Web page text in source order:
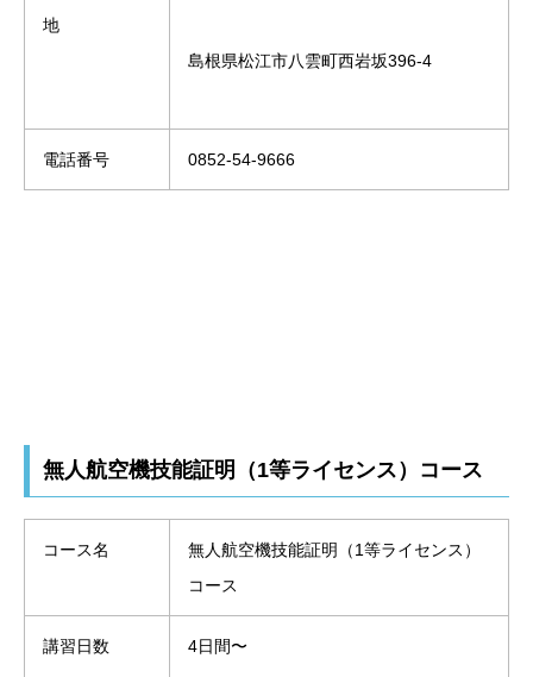
地
島根県松江市八雲町西岩坂396-4
電話番号 0852-54-9666
無人航空機技能証明（1等ライセンス）コース
コース名
無人航空機技能証明（1等ライセンス）
コース
講習日数 4日間〜